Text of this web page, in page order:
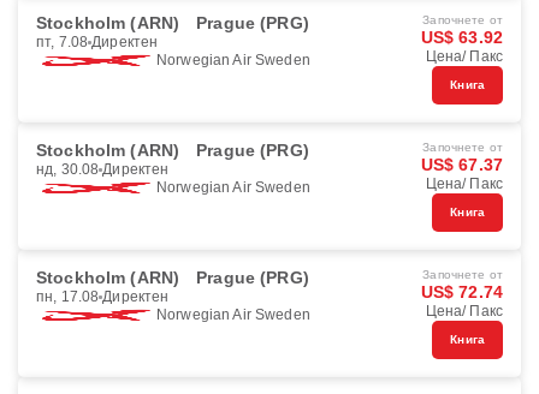
Stockholm (ARN) Prague (PRG)
пт, 7.08 Директен
Norwegian Air Sweden
Започнете от
US$ 63.92
Цена/ Пакс
Книга
Stockholm (ARN) Prague (PRG)
нд, 30.08 Директен
Norwegian Air Sweden
Започнете от
US$ 67.37
Цена/ Пакс
Книга
Stockholm (ARN) Prague (PRG)
пн, 17.08 Директен
Norwegian Air Sweden
Започнете от
US$ 72.74
Цена/ Пакс
Книга